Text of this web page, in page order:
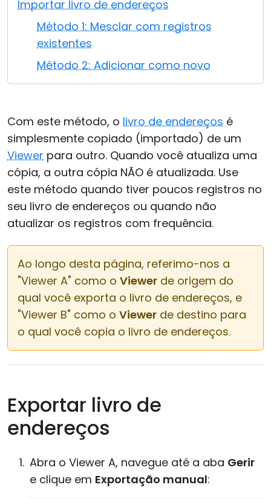
Importar livro de endereços
Método 1: Mesclar com registros
existentes
Método 2: Adicionar como novo
Com este método, o livro de endereços é
simplesmente copiado (importado) de um
Viewer para outro. Quando você atualiza uma
cópia, a outra cópia NÃO é atualizada. Use
este método quando tiver poucos registros no
seu livro de endereços ou quando não
atualizar os registros com frequência.
Ao longo desta página, referimo-nos a
"Viewer A" como o Viewer de origem do
qual você exporta o livro de endereços, e
"Viewer B" como o Viewer de destino para
o qual você copia o livro de endereços.
Exportar livro de
endereços
Abra o Viewer A, navegue até a aba Gerir
e clique em Exportação manual:
Nuvem & Local